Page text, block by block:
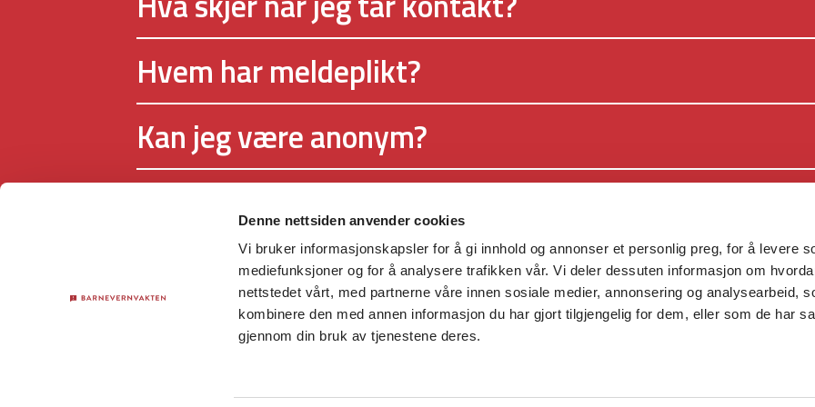
Denne nettsiden anvender cookies
Vi bruker informasjonskapsler for å gi innhold og annonser et personlig preg, for å levere
mediefunksjoner og for å analysere trafikken vår. Vi deler dessuten informasjon om
nettstedet vårt, med partnerne våre innen sosiale medier, annonsering og analysearbeid,
kombinere den med annen informasjon du har gjort tilgjengelig for dem, eller som de har
gjennom din bruk av tjenestene deres.
Hvem har meldeplikt?
Kan jeg være anonym?
Nettstedet driftes av Barnevernsvakten i Kristiansand kommune og
støttes økonomisk av Barne- og familiedepartementet.